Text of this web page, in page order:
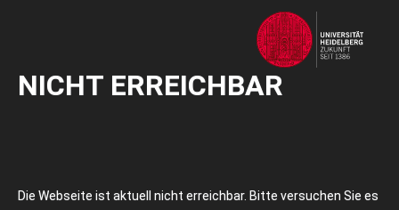
NICHT ERREICHBAR
Die Webseite ist aktuell nicht erreichbar. Bitte versuchen Sie es